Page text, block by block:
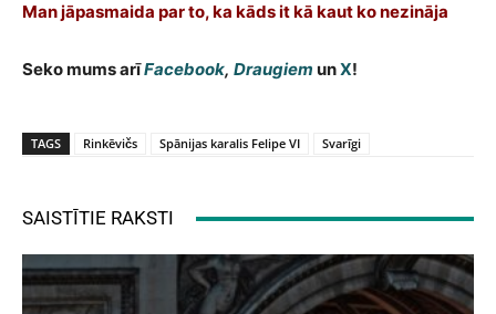
Man jāpasmaida par to, ka kāds it kā kaut ko nezināja
Seko mums arīFacebook, Draugiem unX!
TAGS Rinkēvičs Spānijas karalis Felipe VI Svarīgi
SAISTĪTIE RAKSTI